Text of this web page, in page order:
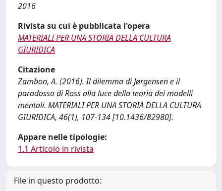
2016
Rivista su cui è pubblicata l'opera
MATERIALI PER UNA STORIA DELLA CULTURA
GIURIDICA
Citazione
Zambon, A. (2016). Il dilemma di Jørgensen e il
paradosso di Ross alla luce della teoria dei modelli
mentali. MATERIALI PER UNA STORIA DELLA CULTURA
GIURIDICA, 46(1), 107-134 [10.1436/82980].
Appare nelle tipologie:
1.1 Articolo in rivista
File in questo prodotto: